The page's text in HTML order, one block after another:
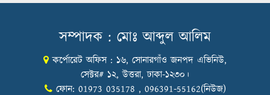
শুল্কের দেয়াল ভাঙার সুযোগ: মার্কিন বাজারে
Honoring Excellence: Texstream
Fashion Ltd. Rewards Best Workers–
2026
সম্পাদক : মোঃ আব্দুল আলিম
কর্পোরেট অফিস : ১৬, সোনারগাঁও জনপদ এভিনিউ,
সেক্টর# ১২, উত্তরা, ঢাকা-১২৩০।
ফোন: 01973 035178 , 096391-55162(নিউজ)